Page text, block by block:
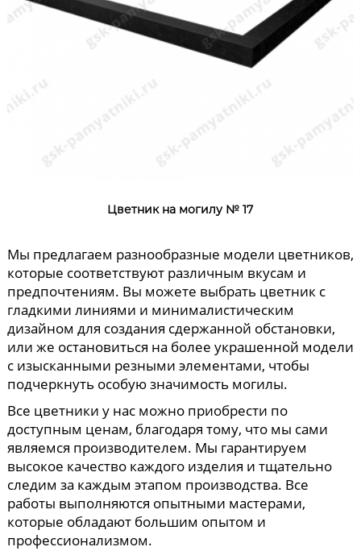
Цветник на могилу № 17
Мы предлагаем разнообразные модели цветников,
которые соответствуют различным вкусам и
предпочтениям. Вы можете выбрать цветник с
гладкими линиями и минималистическим
дизайном для создания сдержанной обстановки,
или же остановиться на более украшенной модели
с изысканными резными элементами, чтобы
подчеркнуть особую значимость могилы.
Все цветники у нас можно приобрести по
доступным ценам, благодаря тому, что мы сами
являемся производителем. Мы гарантируем
высокое качество каждого изделия и тщательно
следим за каждым этапом производства. Все
работы выполняются опытными мастерами,
которые обладают большим опытом и
профессионализмом.